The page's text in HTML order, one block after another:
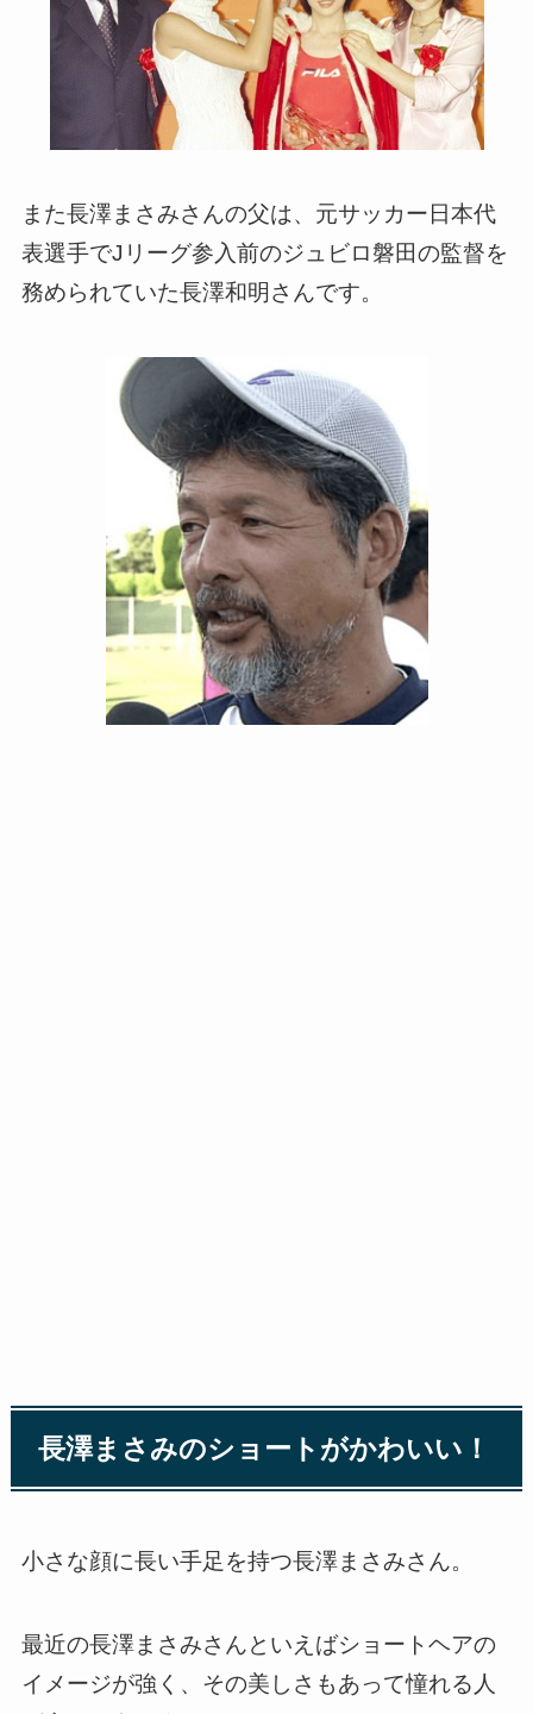
また長澤まさみさんの父は、元サッカー日本代
表選手でJリーグ参入前のジュビロ磐田の監督を
務められていた長澤和明さんです。
長澤まさみのショートがかわいい！
小さな顔に長い手足を持つ長澤まさみさん。
最近の長澤まさみさんといえばショートヘアの
イメージが強く、その美しさもあって憧れる人